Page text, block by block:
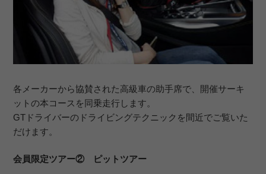
各メーカーから協賛された高級車の助手席で、開催サーキ
ットの本コースを同乗走行します。
GTドライバーのドライビングテクニックを間近でご覧いた
だけます。
会員限定ツアー② ピットツアー